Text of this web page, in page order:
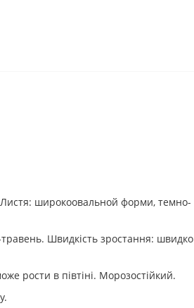
широкоовальной форми, темно-
травень. Швидкість зростання: швидко
рости в півтіні. Морозостійкий.